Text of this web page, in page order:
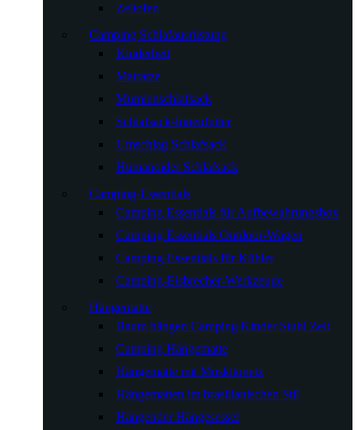
Zeltofen
Camping Schlafausrüstung
Kinderbett
Matratze
Mumienschlafsack
Schlafsack-Innenfutter
Umschlag Schlafsack
Humanoider Schlafsack
Camping-Essentials
Camping Essentials für Aufbewahrungsbox
Camping Essentials Outdoor-Wagen
Camping-Essentials für Kühler
Camping-Eisbrecher-Werkzeuge
Hängematte
Baum hängen Camping Kinder Stuhl Zelt
Camping Hängematte
Hängematte mit Moskitonetz
Hängematten im brasilianischen Stil
Hängender Hängesessel